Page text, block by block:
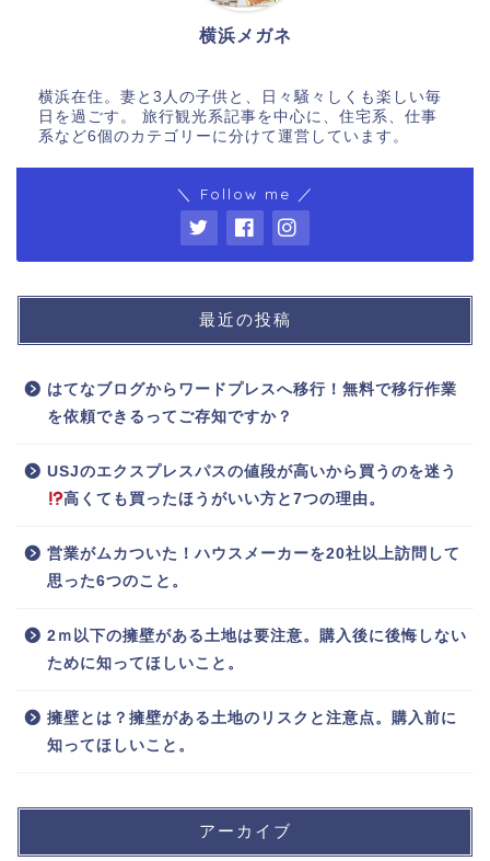
横浜メガネ
横浜在住。妻と3人の子供と、日々騒々しくも楽しい毎
日を過ごす。 旅行観光系記事を中心に、住宅系、仕事
系など6個のカテゴリーに分けて運営しています。
＼ Follow me ／
最近の投稿
はてなブログからワードプレスへ移行！無料で移行作業
を依頼できるってご存知ですか？
USJのエクスプレスパスの値段が高いから買うのを迷う
高くても買ったほうがいい方と7つの理由。
営業がムカついた！ハウスメーカーを20社以上訪問して
思った6つのこと。
2ｍ以下の擁壁がある土地は要注意。購入後に後悔しない
ために知ってほしいこと。
擁壁とは？擁壁がある土地のリスクと注意点。購入前に
知ってほしいこと。
アーカイブ